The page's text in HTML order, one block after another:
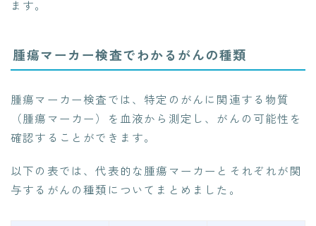
ます。
腫瘍マーカー検査でわかるがんの種類
腫瘍マーカー検査では、特定のがんに関連する物質
（腫瘍マーカー）を血液から測定し、がんの可能性を
確認することができます。
以下の表では、代表的な腫瘍マーカーとそれぞれが関
与するがんの種類についてまとめました。